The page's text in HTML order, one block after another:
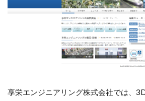
享栄エンジニアリング株式会社では、